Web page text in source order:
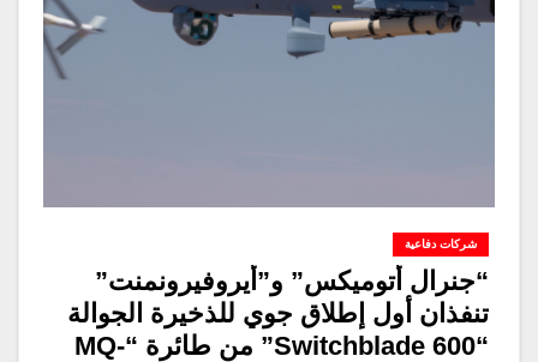
شركات دفاعية
“جنرال أتوميكس” و”أيروفيرونمنت”
تنفذان أول إطلاق جوي للذخيرة الجوالة
“Switchblade 600” من طائرة “MQ-